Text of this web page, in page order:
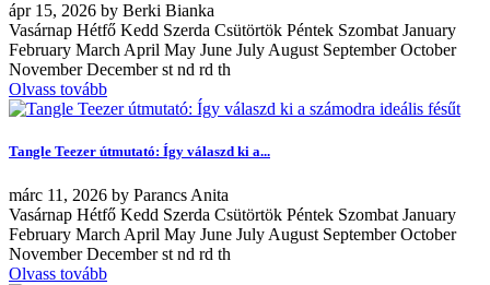
ápr 15, 2026 by Berki Bianka
Vasárnap Hétfő Kedd Szerda Csütörtök Péntek Szombat January
February March April May June July August September October
November December st nd rd th
Olvass tovább
Tangle Teezer útmutató: Így válaszd ki a...
márc 11, 2026 by Parancs Anita
Vasárnap Hétfő Kedd Szerda Csütörtök Péntek Szombat January
February March April May June July August September October
November December st nd rd th
Olvass tovább